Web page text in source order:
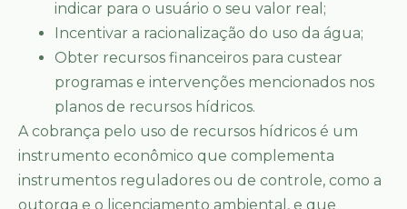
indicar para o usuário o seu valor real;
Incentivar a racionalização do uso da água;
Obter recursos financeiros para custear
programas e intervenções mencionados nos
planos de recursos hídricos.
A cobrança pelo uso de recursos hídricos é um
instrumento econômico que complementa
instrumentos reguladores ou de controle, como a
outorga e o licenciamento ambiental, e que